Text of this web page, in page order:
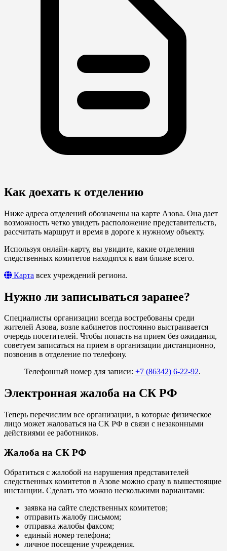
Как доехать к отделению
Ниже адреса отделений обозначены на карте Азова. Она дает
возможность четко увидеть расположение представительств,
рассчитать маршрут и время в дороге к нужному объекту.
Используя онлайн-карту, вы увидите, какие отделения
следственных комитетов находятся к вам ближе всего.
Карта всех учреждений региона.
Нужно ли записываться заранее?
Специалисты организации всегда востребованы среди
жителей Азова, возле кабинетов постоянно выстраивается
очередь посетителей. Чтобы попасть на прием без ожидания,
советуем записаться на прием в организации дистанционно,
позвонив в отделение по телефону.
Телефонный номер для записи: +7 (86342) 6-22-92.
Электронная жалоба на СК РФ
Теперь перечислим все организации, в которые физическое
лицо может жаловаться на СК РФ в связи с незаконными
действиями ее работников.
Жалоба на СК РФ
Обратиться с жалобой на нарушения представителей
следственных комитетов в Азове можно сразу в вышестоящие
инстанции. Сделать это можно несколькими вариантами:
заявка на сайте следственных комитетов;
отправить жалобу письмом;
отправка жалобы факсом;
единый номер телефона;
личное посещение учреждения.